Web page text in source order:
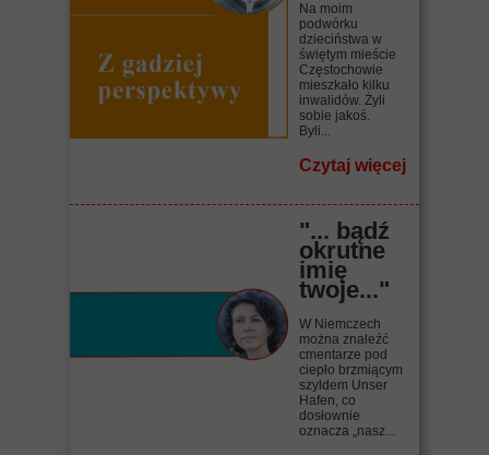
Na moim
podwórku
dzieciństwa w
świętym mieście
Częstochowie
mieszkało kilku
inwalidów. Żyli
sobie jakoś.
Byli...
Czytaj więcej
"... bądź
okrutne
imię
twoje..."
W Niemczech
można znaleźć
cmentarze pod
ciepło brzmiącym
szyldem Unser
Hafen, co
dosłownie
oznacza „nasz...